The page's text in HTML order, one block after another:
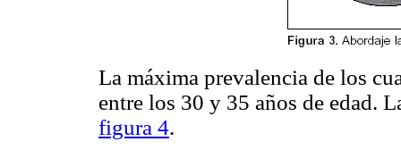
La máxima prevalencia de los
entre los 30 y 35 años de edad.
figura 4.